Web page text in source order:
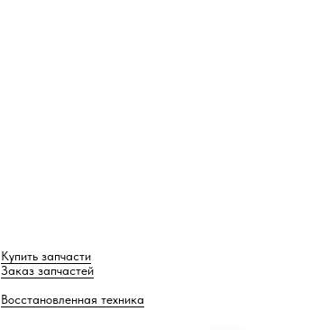
Купить запчасти
Заказ запчастей
Восстановленная техника